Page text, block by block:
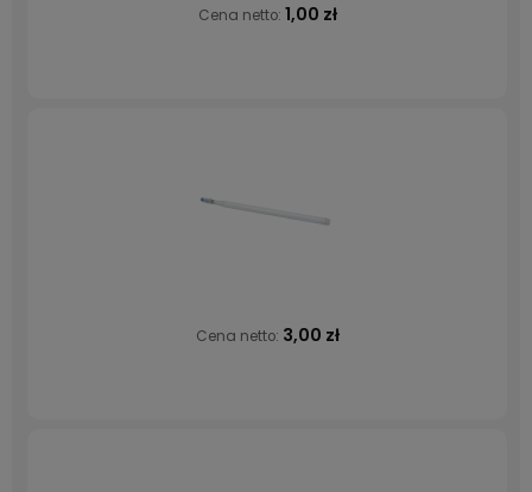
Cena netto: 1,00 zł
Cena netto: 3,00 zł